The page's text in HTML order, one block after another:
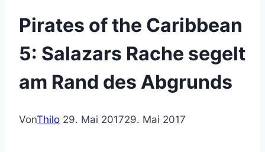
Pirates of the Caribbean
5: Salazars Rache segelt
am Rand des Abgrunds
VonThilo 29. Mai 201729. Mai 2017